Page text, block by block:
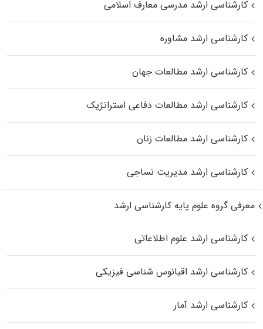
کارشناسی ارشد مدرسی معارف اسلامی
کارشناسی ارشد مشاوره
کارشناسی ارشد مطالعات جهان
کارشناسی ارشد مطالعات دفاعی استراتژیک
کارشناسی ارشد مطالعات زنان
کارشناسی ارشد مدیریت نساجی
معرفی گروه علوم پایه کارشناسی ارشد
کارشناسی ارشد علوم اطلاعاتی
کارشناسی ارشد اقیانوس‌ شناسی فیزیکی
کارشناسی ارشد آمار